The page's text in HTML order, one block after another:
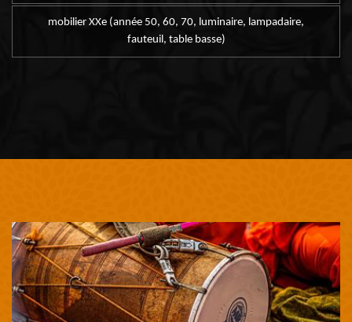
mobilier XXe (année 50, 60, 70, luminaire, lampadaire,
fauteuil, table basse)